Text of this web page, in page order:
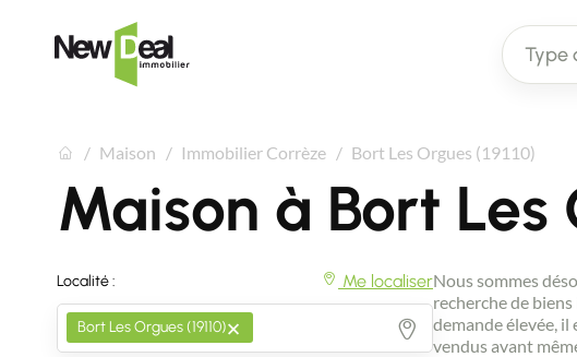
Type
Maison Immobilier Corrèze Bort Les Orgues (19110)
Maison à Bort Les
Localité : Me localiser
×
Bort Les Orgues (19110)
Nous sommes
recherche de
demande élevée,
vendus avant